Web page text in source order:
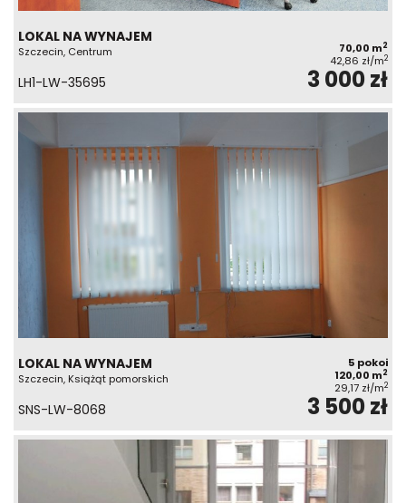
LOKAL NA WYNAJEM
Szczecin, Centrum 70,00 m2
42,86 zł/m2
LH1-LW-35695 3 000 zł
LOKAL NA WYNAJEM
Szczecin, Książąt pomorskich
5 pokoi
120,00 m2
29,17 zł/m2
SNS-LW-8068 3 500 zł